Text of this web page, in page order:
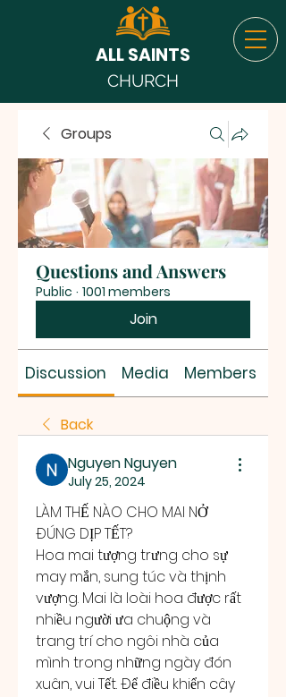
ALL SAINTS
CHURCH
Groups
Questions and Answers
Public · 1001 members
Join
Discussion Media Members
Back
Nguyen Nguyen
July 25, 2024
LÀM THẾ NÀO CHO MAI NỞ
ĐÚNG DỊP TẾT?
Hoa mai tượng trưng cho sự
may mắn, sung túc và thịnh
vượng. Mai là loài hoa được rất
nhiều người ưa chuộng và
trang trí cho ngôi nhà của
mình trong những ngày đón
xuân, vui Tết. Để điều khiển cây